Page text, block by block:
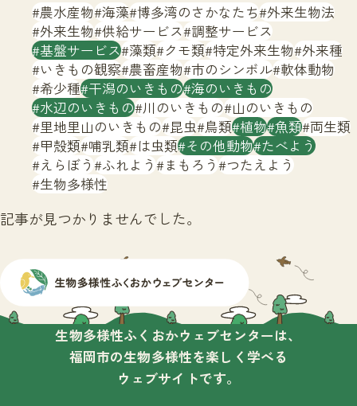
生物多様性ふくおかウェブセンターとは
サイトマップ
農水産物 海藻 博多湾のさかなたち 外来生物法
外来生物 供給サービス 調整サービス
基盤サービス 藻類 クモ類 特定外来生物 外来種
いきもの観察 農畜産物 市のシンボル 軟体動物
希少種 干潟のいきもの 海のいきもの
水辺のいきもの 川のいきもの 山のいきもの
里地里山のいきもの 昆虫 鳥類 植物 魚類 両生類
甲殻類 哺乳類 は虫類 その他動物 たべよう
えらぼう ふれよう まもろう つたえよう
生物多様性
記事が見つかりませんでした。
生物多様性ふくおかウェブセンターは、
福岡市の生物多様性を楽しく学べる
ウェブサイトです。